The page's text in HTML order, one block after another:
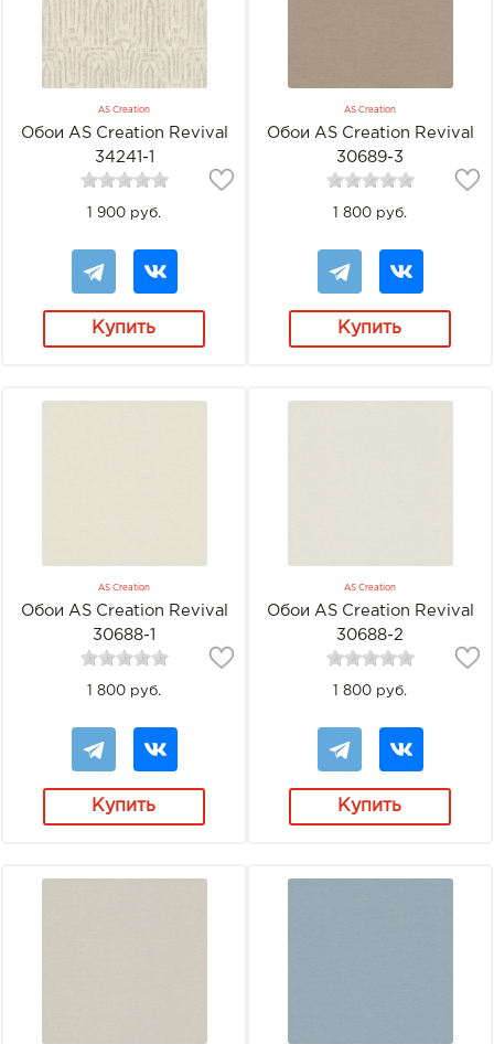
AS Creation
Обои AS Creation Revival
34241-1
1 900 руб.
Купить
AS Creation
Обои AS Creation Revival
30689-3
1 800 руб.
Купить
AS Creation
Обои AS Creation Revival
30688-1
1 800 руб.
Купить
AS Creation
Обои AS Creation Revival
30688-2
1 800 руб.
Купить